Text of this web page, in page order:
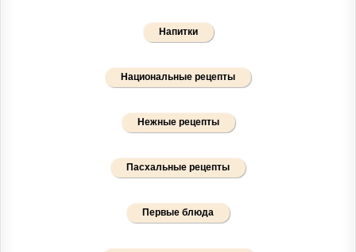
Напитки
Национальные рецепты
Нежные рецепты
Пасхальные рецепты
Первые блюда